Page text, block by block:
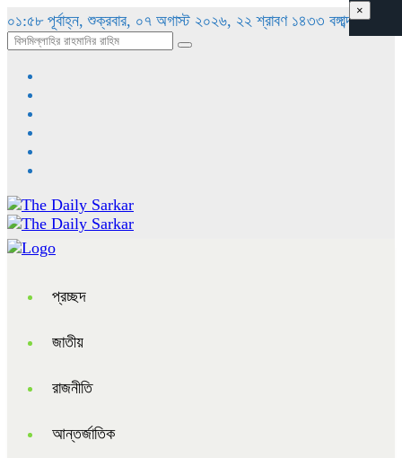
০১:৫৮ পূর্বাহ্ন, শুক্রবার, ০৭ অগাস্ট ২০২৬, ২২ শ্রাবণ ১৪৩৩ বঙ্গাব্দ
প্রচ্ছদ
জাতীয়
রাজনীতি
আন্তর্জাতিক
×